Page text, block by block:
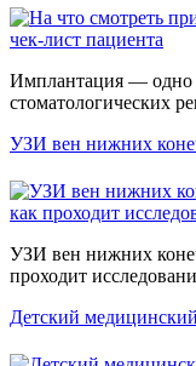
Имплантация — одно
стоматологических
УЗИ вен нижних
УЗИ вен нижних
проходит
Детский